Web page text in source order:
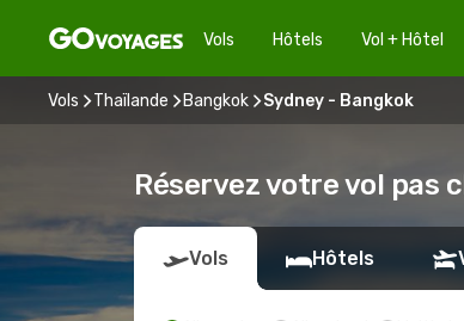
Vols Hôtels Vol + Hôtel
Vols Thaïlande Bangkok Sydney - Bangkok
Réservez votre vol pas
Vols Hôtels